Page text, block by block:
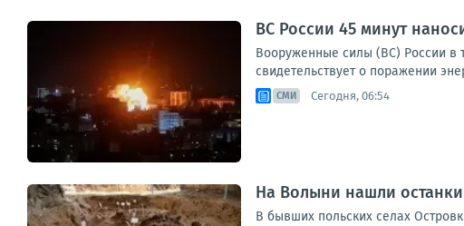
ВС России 45 минут
Вооруженные силы (ВС) России в
свидетельствует о поражении
СМИ Сегодня, 06:54
На Волыни нашли
В бывших польских селах